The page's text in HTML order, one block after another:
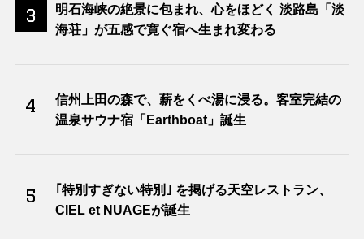
3
明石海峡の絶景に包まれ、心をほどく 淡路島「淡
海荘」が五感で寛ぐ宿へ生まれ変わる
4
信州上田の森で、薪をくべ湯に浸る。客室完結の
温泉サウナ宿「Earthboat」誕生
5
｢特別すぎない特別｣ を掲げる天空レストラン、
CIEL et NUAGEが誕生